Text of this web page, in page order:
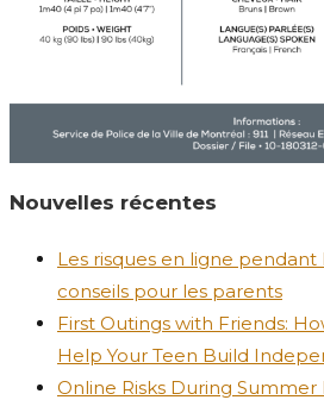
Nouvelles récentes
Les risques en ligne pendant
conseils pour les parents
First Outings with Friends:
Help Your Teen Build
Online Risks During Summer